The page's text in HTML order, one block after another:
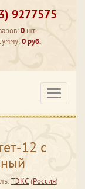
9277575
0 шт.
0 руб.
12 с
ТЭКС(Россия)